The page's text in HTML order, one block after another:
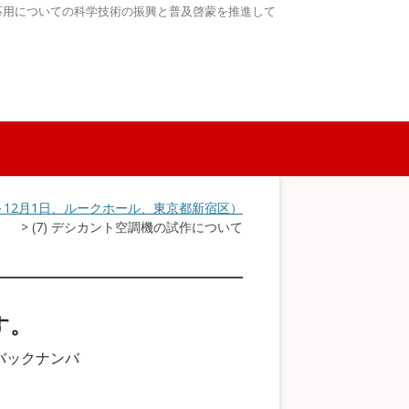
についての科学技術の振興と普及啓蒙を推進して
月1日、ルークホール、東京都新宿区）
> (7) デシカント空調機の試作について
ックナンバ